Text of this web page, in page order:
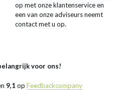
op met onze klantenservice en
een van onze adviseurs neemt
contact met u op.
voor ons!
9,1 op Feedbackcompany